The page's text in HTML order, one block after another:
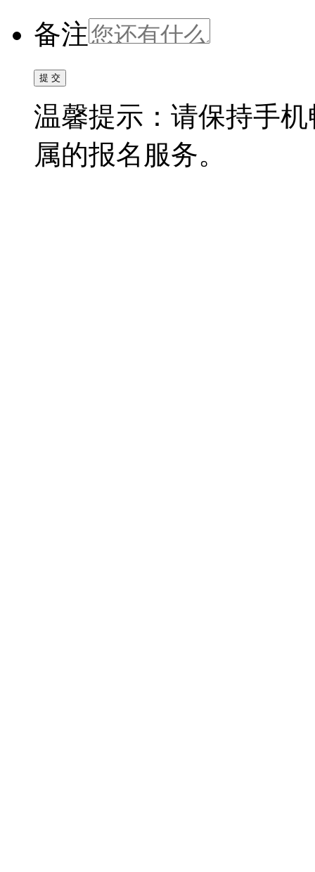
备注
温馨提示：请保持手
属的报名服务。